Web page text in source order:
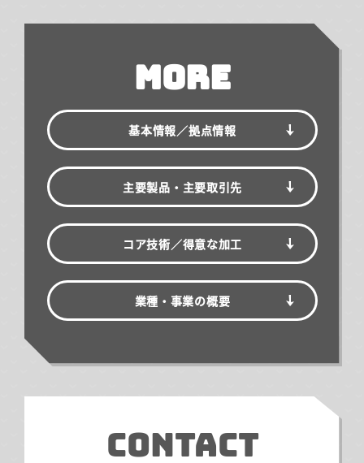
MORE
基本情報／拠点情報
主要製品・主要取引先
コア技術／得意な加工
業種・事業の概要
CONTACT